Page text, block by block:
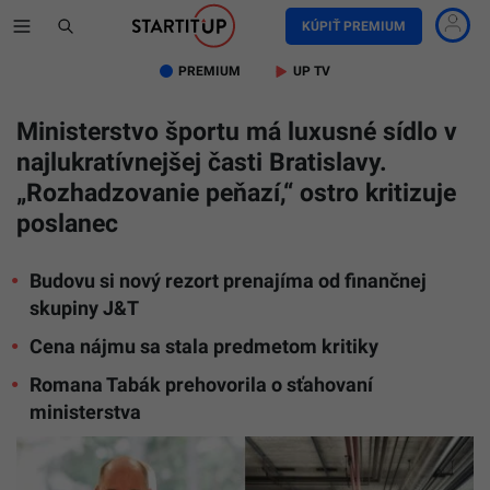
KÚPIŤ PREMIUM
PREMIUM UP TV
Ministerstvo športu má luxusné sídlo v
najlukratívnejšej časti Bratislavy.
„Rozhadzovanie peňazí,“ ostro kritizuje
poslanec
Budovu si nový rezort prenajíma od finančnej
skupiny J&T
Cena nájmu sa stala predmetom kritiky
Romana Tabák prehovorila o sťahovaní
ministerstva